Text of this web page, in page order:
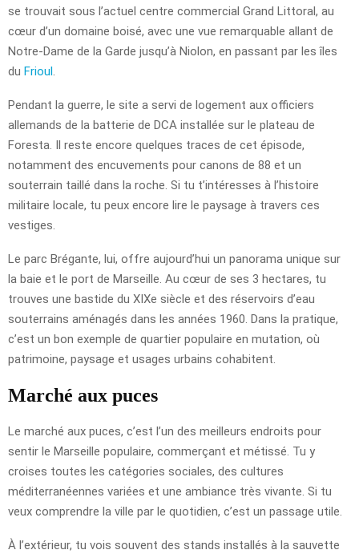
se trouvait sous l’actuel centre commercial Grand Littoral, au
cœur d’un domaine boisé, avec une vue remarquable allant de
Notre-Dame de la Garde jusqu’à Niolon, en passant par les îles
du Frioul.
Pendant la guerre, le site a servi de logement aux officiers
allemands de la batterie de DCA installée sur le plateau de
Foresta. Il reste encore quelques traces de cet épisode,
notamment des encuvements pour canons de 88 et un
souterrain taillé dans la roche. Si tu t’intéresses à l’histoire
militaire locale, tu peux encore lire le paysage à travers ces
vestiges.
Le parc Brégante, lui, offre aujourd’hui un panorama unique sur
la baie et le port de Marseille. Au cœur de ses 3 hectares, tu
trouves une bastide du XIXe siècle et des réservoirs d’eau
souterrains aménagés dans les années 1960. Dans la pratique,
c’est un bon exemple de quartier populaire en mutation, où
patrimoine, paysage et usages urbains cohabitent.
Marché aux puces
Le marché aux puces, c’est l’un des meilleurs endroits pour
sentir le Marseille populaire, commerçant et métissé. Tu y
croises toutes les catégories sociales, des cultures
méditerranéennes variées et une ambiance très vivante. Si tu
veux comprendre la ville par le quotidien, c’est un passage utile.
À l’extérieur, tu vois souvent des stands installés à la sauvette